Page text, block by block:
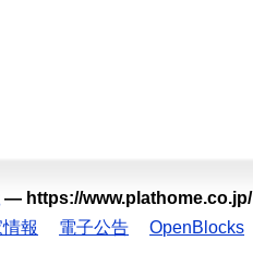
— https://www.plathome.co.jp/
報 電子公告 OpenBlocks